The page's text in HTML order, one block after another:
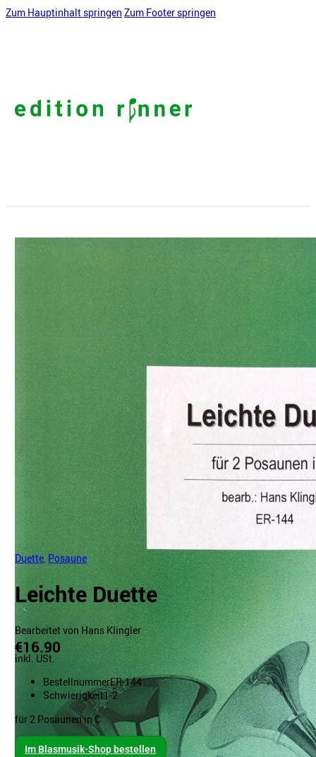
Zum Hauptinhalt springen Zum Footer springen
Duette Posaune
Leichte Duette
Bearbeitet von Hans Klingler
€16.90
inkl. USt.
BestellnummerER-144
Schwierigkeit1-2
für 2 Posaunen in C
Im Blasmusik-Shop bestellen